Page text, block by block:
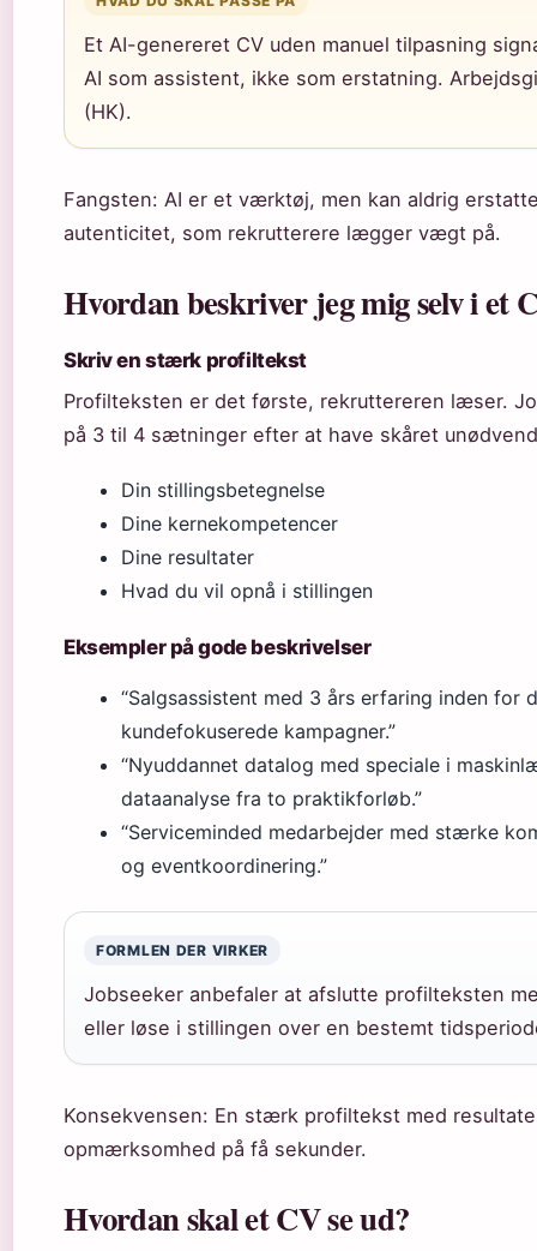
Et AI-genereret CV uden manuel tilpasning
AI som assistent, ikke som erstatning.
(HK).
Fangsten: AI er et værktøj, men kan aldrig
autenticitet, som rekrutterere lægger vægt på.
Hvordan beskriver jeg mig selv i et
Skriv en stærk profiltekst
Profilteksten er det første, rekruttereren læser.
på 3 til 4 sætninger efter at have skåret
Din stillingsbetegnelse
Dine kernekompetencer
Dine resultater
Hvad du vil opnå i stillingen
Eksempler på gode beskrivelser
“Salgsassistent med 3 års erfaring inden for
kundefokuserede kampagner.”
“Nyuddannet datalog med speciale i
dataanalyse fra to praktikforløb.”
“Serviceminded medarbejder med stærke
og eventkoordinering.”
FORMLEN DER VIRKER
Jobseeker anbefaler at afslutte profilteksten
eller løse i stillingen over en bestemt
Konsekvensen: En stærk profiltekst med
opmærksomhed på få sekunder.
Hvordan skal et CV se ud?